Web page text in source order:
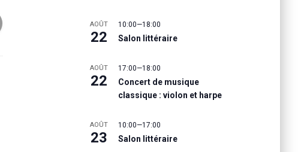
AOÛT
22
10:00—18:00
Salon littéraire
AOÛT
22
17:00—18:00
Concert de musique
classique : violon et harpe
AOÛT
23
10:00—17:00
Salon littéraire